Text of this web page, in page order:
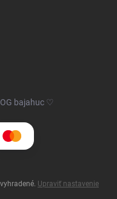
bajahuc ♡
Upraviť nastavenie